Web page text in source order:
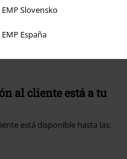
EMP Slovensko
EMP España
al cliente está a tu
está disponible hasta las: